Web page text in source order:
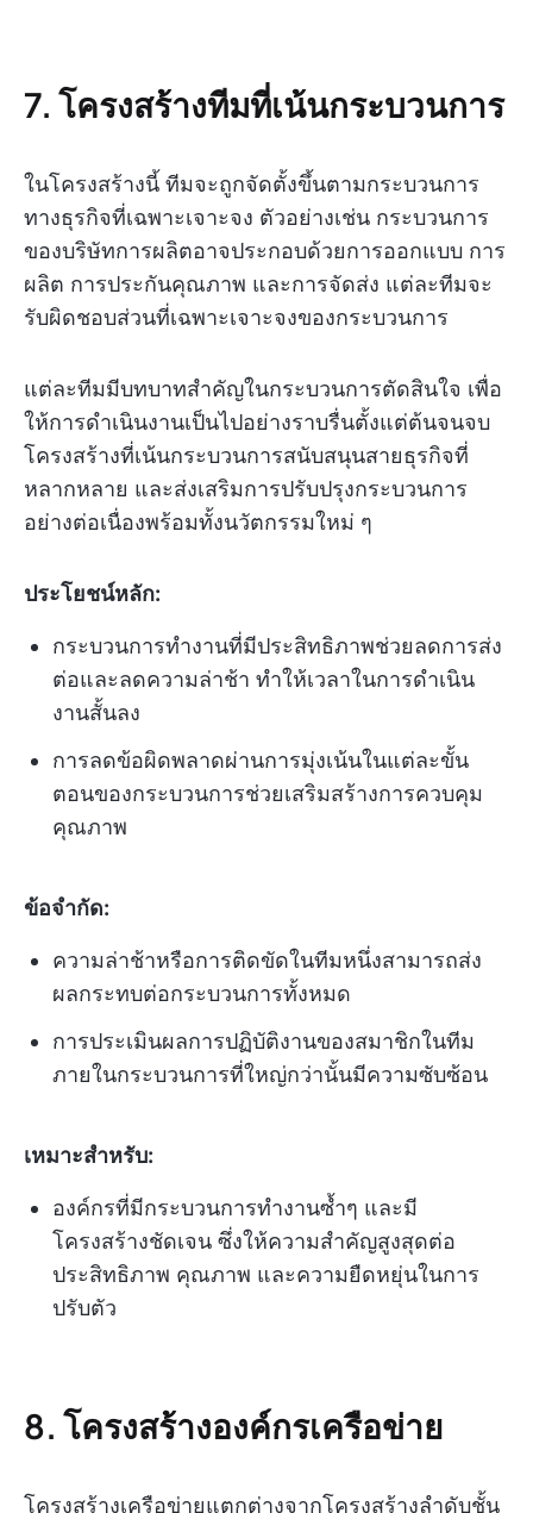
7. โครงสร้างทีมที่เน้นกระบวนการ
ในโครงสร้างนี้ ทีมจะถูกจัดตั้งขึ้นตามกระบวนการ
ทางธุรกิจที่เฉพาะเจาะจง ตัวอย่างเช่น กระบวนการ
ของบริษัทการผลิตอาจประกอบด้วยการออกแบบ การ
ผลิต การประกันคุณภาพ และการจัดส่ง แต่ละทีมจะ
รับผิดชอบส่วนที่เฉพาะเจาะจงของกระบวนการ
แต่ละทีมมีบทบาทสำคัญในกระบวนการตัดสินใจ เพื่อ
ให้การดำเนินงานเป็นไปอย่างราบรื่นตั้งแต่ต้นจนจบ
โครงสร้างที่เน้นกระบวนการสนับสนุนสายธุรกิจที่
หลากหลาย และส่งเสริมการปรับปรุงกระบวนการ
อย่างต่อเนื่องพร้อมทั้งนวัตกรรมใหม่ ๆ
ประโยชน์หลัก:
กระบวนการทำงานที่มีประสิทธิภาพช่วยลดการส่ง
ต่อและลดความล่าช้า ทำให้เวลาในการดำเนิน
งานสั้นลง
การลดข้อผิดพลาดผ่านการมุ่งเน้นในแต่ละขั้น
ตอนของกระบวนการช่วยเสริมสร้างการควบคุม
คุณภาพ
ข้อจำกัด:
ความล่าช้าหรือการติดขัดในทีมหนึ่งสามารถส่ง
ผลกระทบต่อกระบวนการทั้งหมด
การประเมินผลการปฏิบัติงานของสมาชิกในทีม
ภายในกระบวนการที่ใหญ่กว่านั้นมีความซับซ้อน
เหมาะสำหรับ:
องค์กรที่มีกระบวนการทำงานซ้ำๆ และมี
โครงสร้างชัดเจน ซึ่งให้ความสำคัญสูงสุดต่อ
ประสิทธิภาพ คุณภาพ และความยืดหยุ่นในการ
ปรับตัว
8. โครงสร้างองค์กรเครือข่าย
โครงสร้างเครือข่ายแตกต่างจากโครงสร้างลำดับชั้น